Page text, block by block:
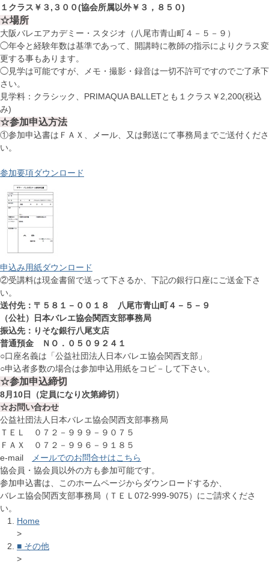
１クラス￥３,３００(協会所属以外￥３，８５０)
☆場所
大阪バレエアカデミー・スタジオ（八尾市青山町４－５－９）
◯年令と経験年数は基準であって、開講時に教師の指示によりクラス変
更する事もあります。
◯見学は可能ですが、メモ・撮影・録音は一切不許可ですのでご了承下
さい。
見学料：クラシック、PRIMAQUA BALLETとも１クラス￥2,200(税込
み)
☆参加申込方法
①参加申込書はＦＡＸ、メール、又は郵送にて事務局までご送付くださ
い。
参加要項ダウンロード
申込み用紙ダウンロード
②受講料は現金書留で送って下さるか、下記の銀行口座にご送金下さ
い。
送付先：〒５８１－００１８ 八尾市青山町４－５－９
（公社）日本バレエ協会関西支部事務局
振込先：りそな銀行八尾支店
普通預金 ＮＯ．０５０９２４１
○口座名義は「公益社団法人日本バレエ協会関西支部」
○申込者多数の場合は参加申込用紙をコピ－して下さい。
☆参加申込締切
8月10日（定員になり次第締切）
☆お問い合わせ
公益社団法人日本バレエ協会関西支部事務局
ＴＥＬ ０７２－９９９－９０７５
ＦＡＸ ０７２－９９６－９１８５
e-mail
メールでのお問合せはこちら
協会員・協会員以外の方も参加可能です。
参加申込書は、このホームページからダウンロードするか、
バレエ協会関西支部事務局（ＴＥＬ072-999-9075）にご請求くださ
い。
Home
>
■ その他
>